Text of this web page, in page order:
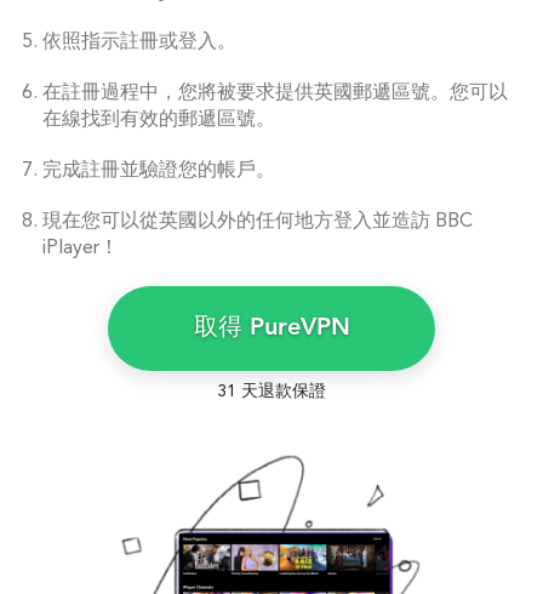
依照指示註冊或登入。
在註冊過程中，您將被要求提供英國郵遞區號。您可以
在線找到有效的郵遞區號。
完成註冊並驗證您的帳戶。
現在您可以從英國以外的任何地方登入並造訪 BBC
iPlayer！
取得 PureVPN
31 天退款保證